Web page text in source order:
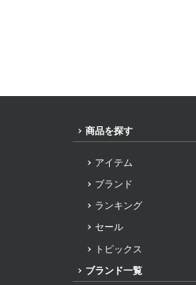
商品を探す
アイテム
ブランド
ランキング
セール
トピックス
ブランド一覧